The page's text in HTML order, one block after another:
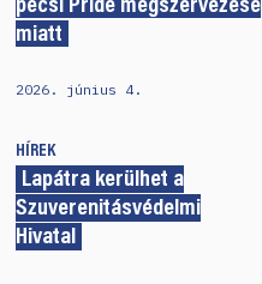
pécsi Pride megszervezése
miatt
2026. június 4.
HÍREK
Lapátra kerülhet a
Szuverenitásvédelmi
Hivatal